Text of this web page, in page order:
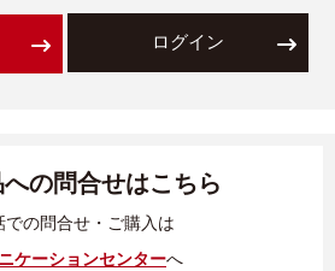
ログイン
の問合せはこちら
での問合せ・ご購入は
ケーションセンターへ